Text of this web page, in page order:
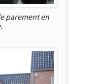
parement en